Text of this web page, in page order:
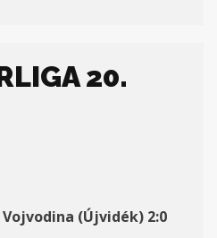
20.
Vojvodina (Újvidék) 2:0